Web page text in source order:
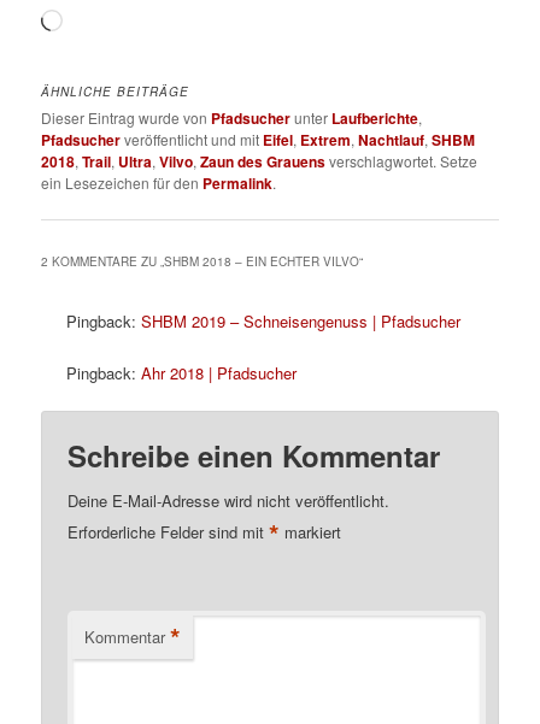
Wird
ÄHNLICHE BEITRÄGE
Dieser Eintrag wurde von Pfadsucherunter Laufberichte,
Pfadsucherveröffentlicht und mit Eifel, Extrem,Nachtlauf,SHBM
2018,Trail, Ultra,Vilvo,Zaun des Grauensverschlagwortet. Setze
ein Lesezeichen für den Permalink.
2 KOMMENTARE ZU „SHBM 2018 – EIN ECHTER VILVO“
Pingback:SHBM 2019 – Schneisengenuss | Pfadsucher
Pingback:Ahr 2018 | Pfadsucher
Schreibe einen Kommentar
Deine E-Mail-Adresse wird nicht veröffentlicht.
Erforderliche Felder sind mit* markiert
Kommentar *